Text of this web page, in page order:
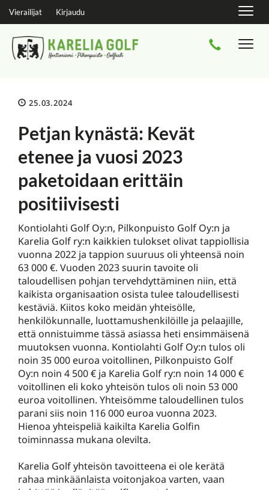
Vierailijat Kirjaudu
25.03.2024
Petjan kynästä: Kevät
etenee ja vuosi 2023
paketoidaan erittäin
positiivisesti
Kontiolahti Golf Oy:n, Pilkonpuisto Golf Oy:n ja
Karelia Golf ry:n kaikkien tulokset olivat tappiollisia
vuonna 2022 ja tappion suuruus oli yhteensä noin
63 000 €. Vuoden 2023 suurin tavoite oli
taloudellisen pohjan tervehdyttäminen niin, että
kaikista organisaation osista tulee taloudellisesti
kestäviä. Kiitos koko meidän yhteisölle,
henkilökunnalle, luottamushenkilöille ja pelaajille,
että onnistuimme tässä asiassa heti ensimmäisenä
muutoksen vuonna. Kontiolahti Golf Oy:n tulos oli
noin 35 000 euroa voitollinen, Pilkonpuisto Golf
Oy:n noin 4 500 € ja Karelia Golf ry:n noin 14 000 €
voitollinen eli koko yhteisön tulos oli noin 53 000
euroa voitollinen. Yhteisömme taloudellinen tulos
parani siis noin 116 000 euroa vuonna 2023.
Hienoa yhteispeliä kaikilta Karelia Golfin
toiminnassa mukana olevilta.
Karelia Golf yhteisön tavoitteena ei ole kerätä
rahaa minkäänlaista voitonjakoa varten, vaan